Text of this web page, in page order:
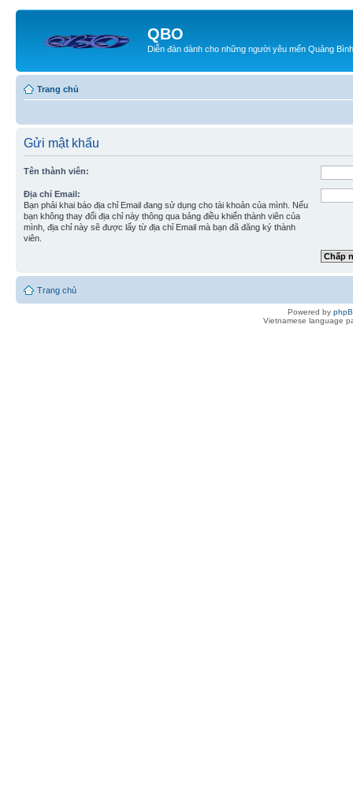
QBO
Diễn đàn dành cho những người yêu mến Quảng Bình
Trang chủ
Gửi mật khẩu
Tên thành viên:
Địa chỉ Email:
Bạn phải khai báo địa chỉ Email đang sử dụng cho tài khoản của mình. Nếu
bạn không thay đổi địa chỉ này thông qua bảng điều khiển thành viên của
mình, địa chỉ này sẽ được lấy từ địa chỉ Email mà bạn đã đăng ký thành
viên.
Trang chủ
Powered by
Vietnamese language